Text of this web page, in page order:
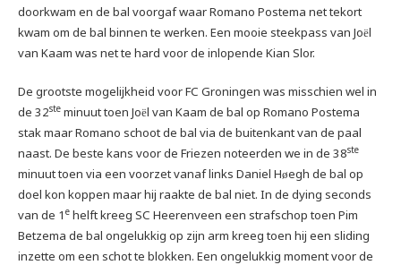
doorkwam en de bal voorgaf waar Romano Postema net tekort
kwam om de bal binnen te werken. Een mooie steekpass van Joël
van Kaam was net te hard voor de inlopende Kian Slor.
De grootste mogelijkheid voor FC Groningen was misschien wel in
de 32ste minuut toen Joël van Kaam de bal op Romano Postema
stak maar Romano schoot de bal via de buitenkant van de paal
naast. De beste kans voor de Friezen noteerden we in de 38ste
minuut toen via een voorzet vanaf links Daniel Høegh de bal op
doel kon koppen maar hij raakte de bal niet. In de dying seconds
van de 1 e helft kreeg SC Heerenveen een strafschop toen Pim
Betzema de bal ongelukkig op zijn arm kreeg toen hij een sliding
inzette om een schot te blokken. Een ongelukkig moment voor de